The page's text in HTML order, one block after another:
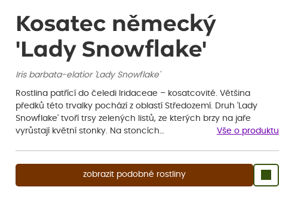
Kosatec německý
'Lady Snowflake'
Iris barbata-elatior 'Lady Snowflake'
Rostlina patřící do čeledi Iridaceae – kosatcovité. Většina
předků této trvalky pochází z oblastí Středozemí. Druh 'Lady
Snowflake' tvoří trsy zelených listů, ze kterých brzy na jaře
vyrůstají květní stonky. Na stoncích…
Vše o produktu
zobrazit podobné rostliny